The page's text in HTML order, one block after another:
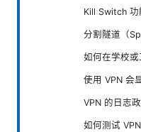
Kill Switch 功
分割隧道（
如何在学校或
使用 VPN 会
VPN 的日志
如何测试